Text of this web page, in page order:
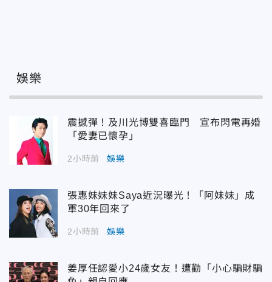
娛樂
震撼彈！及川光博雙喜臨門 宣布閃電再婚
「愛妻已懷孕」
2小時前 娛樂
張惠妹妹妹Saya近況曝光！「阿妹妹」成
軍30年回來了
2小時前 娛樂
姜厚任認愛小24歲女友！遭勸「小心騙財騙